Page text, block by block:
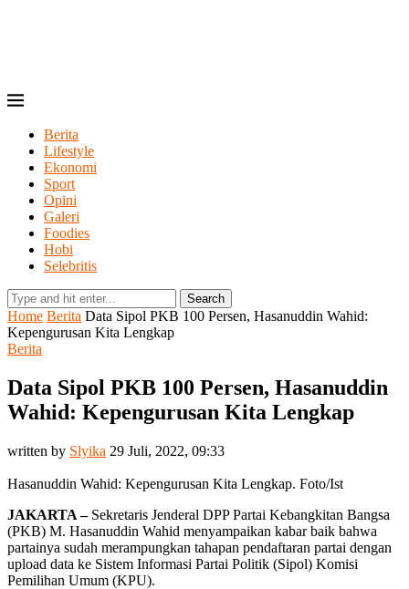
Berita
Lifestyle
Ekonomi
Sport
Opini
Galeri
Foodies
Hobi
Selebritis
Search
Home Berita Data Sipol PKB 100 Persen, Hasanuddin Wahid:
Kepengurusan Kita Lengkap
Berita
Data Sipol PKB 100 Persen, Hasanuddin
Wahid: Kepengurusan Kita Lengkap
written by Slyika 29 Juli, 2022, 09:33
Hasanuddin Wahid: Kepengurusan Kita Lengkap. Foto/Ist
JAKARTA –Sekretaris Jenderal DPP Partai Kebangkitan Bangsa
(PKB) M. Hasanuddin Wahid menyampaikan kabar baik bahwa
partainya sudah merampungkan tahapan pendaftaran partai dengan
upload data ke Sistem Informasi Partai Politik (Sipol) Komisi
Pemilihan Umum (KPU).